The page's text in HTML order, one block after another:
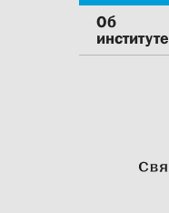
Об
институте